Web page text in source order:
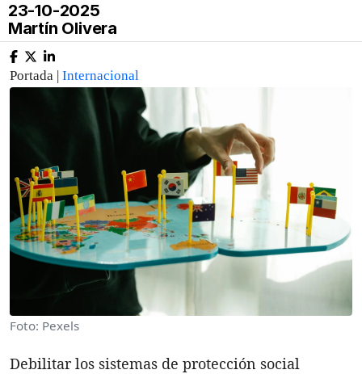
23-10-2025
Martín Olivera
Portada | Internacional
Foto: Pexels
Debilitar los sistemas de protección social